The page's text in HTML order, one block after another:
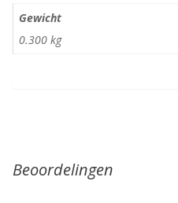
Gewicht
0.300 kg
Beoordelingen